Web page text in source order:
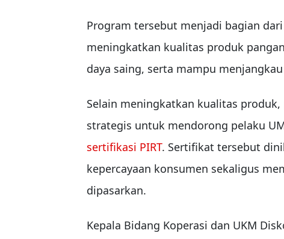
Program tersebut menjadi bagian
meningkatkan kualitas produk
daya saing, serta mampu
Selain meningkatkan kualitas
strategis untuk mendorong pelaku
sertifikasi PIRT. Sertifikat tersebut
kepercayaan konsumen sekaligus
dipasarkan.
Kepala Bidang Koperasi dan UKM